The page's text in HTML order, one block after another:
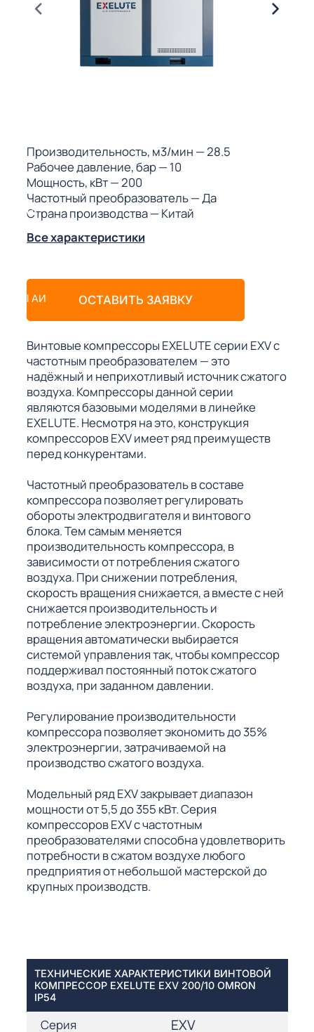
Производительность, м3/мин — 28.5
Рабочее давление, бар— 10
Мощность, кВт— 200
Частотный преобразователь— Да
Страна производства— Китай
Все характеристики
ОСТАВИТЬ ЗАЯВКУ
Винтовые компрессоры EXELUTE серии EXV с
частотным преобразователем — это
надёжный и неприхотливый источник сжатого
воздуха. Компрессоры данной серии
являются базовыми моделями в линейке
EXELUTE. Несмотря на это, конструкция
компрессоров EXV имеет ряд преимуществ
перед конкурентами.
Частотный преобразователь в составе
компрессора позволяет регулировать
обороты электродвигателя и винтового
блока. Тем самым меняется
производительность компрессора, в
зависимости от потребления сжатого
воздуха. При снижении потребления,
скорость вращения снижается, а вместе с ней
снижается производительность и
потребление электроэнергии. Скорость
вращения автоматически выбирается
системой управления так, чтобы компрессор
поддерживал постоянный поток сжатого
воздуха, при заданном давлении.
Регулирование производительности
компрессора позволяет экономить до 35%
электроэнергии, затрачиваемой на
производство сжатого воздуха.
Модельный ряд EXV закрывает диапазон
мощности от 5,5 до 355 кВт. Серия
компрессоров EXV с частотным
преобразователями способна удовлетворить
потребности в сжатом воздухе любого
предприятия от небольшой мастерской до
крупных производств.
ТЕХНИЧЕСКИЕ ХАРАКТЕРИСТИКИ ВИНТОВОЙ
КОМПРЕССОР EXELUTE EXV 200/10 OMRON
IP54
Серия EXV
(МКС)
АИ